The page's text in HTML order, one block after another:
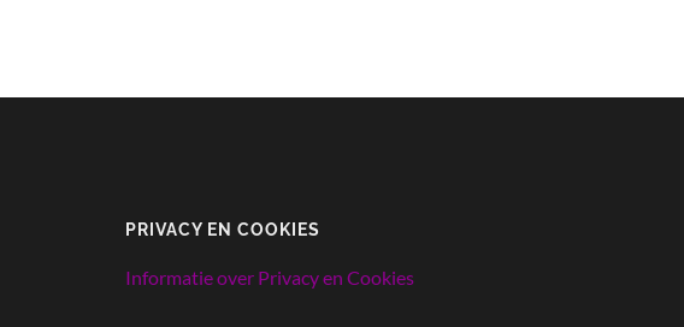
PRIVACY EN COOKIES
Informatie over Privacy en Cookies